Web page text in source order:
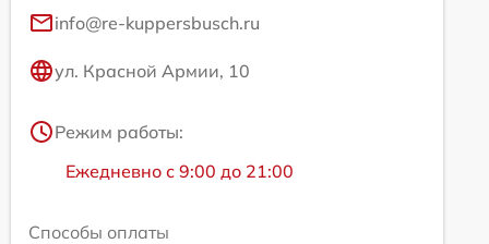
info@re-kuppersbusch.ru
ул. Красной Армии, 10
Режим работы:
Ежедневно с 9:00 до 21:00
Способы оплаты